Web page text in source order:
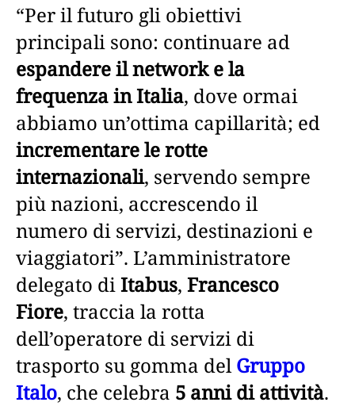
“Per il futuro gli obiettivi
principali sono: continuare ad
espandere il network e la
frequenza in Italia, dove ormai
abbiamo un’ottima capillarità; ed
incrementare le rotte
internazionali, servendo sempre
più nazioni, accrescendo il
numero di servizi, destinazioni e
viaggiatori”. L’amministratore
delegato diItabus, Francesco
Fiore, traccia la rotta
dell’operatore di servizi di
trasporto su gomma delGruppo
Italo, che celebra 5 anni di attività.